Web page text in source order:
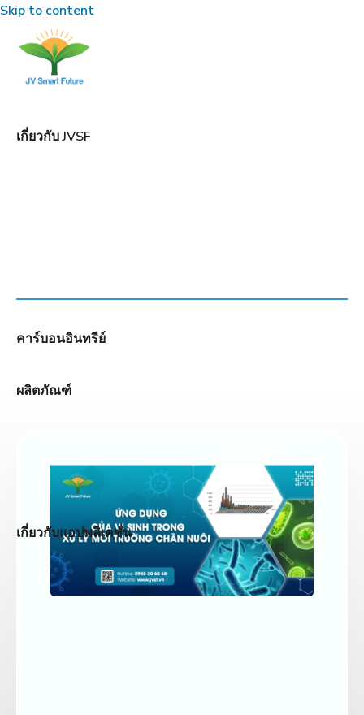
Skip to content
เกี่ยวกับ JVSF
คาร์บอนอินทรีย์
ผลิตภัณฑ์
เกี่ยวกับแอปพลิเคชั่น